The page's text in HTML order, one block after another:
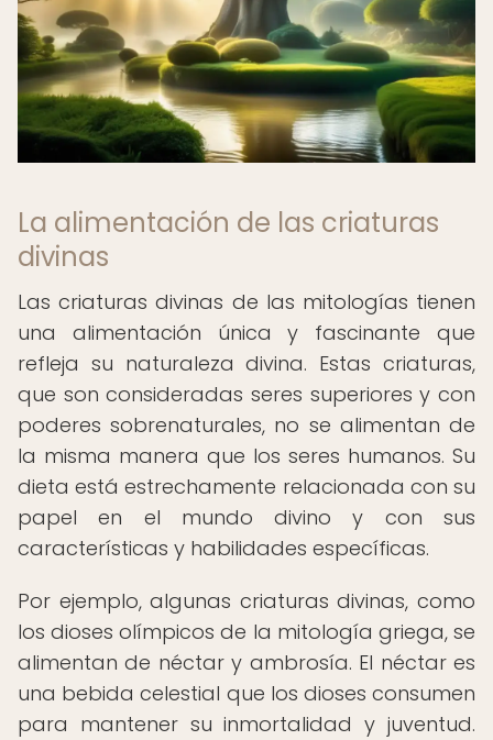
La alimentación de las criaturas
divinas
Las criaturas divinas de las mitologías tienen
una alimentación única y fascinante que
refleja su naturaleza divina. Estas criaturas,
que son consideradas seres superiores y con
poderes sobrenaturales, no se alimentan de
la misma manera que los seres humanos. Su
dieta está estrechamente relacionada con su
papel en el mundo divino y con sus
características y habilidades específicas.
Por ejemplo, algunas criaturas divinas, como
los dioses olímpicos de la mitología griega, se
alimentan de néctar y ambrosía. El néctar es
una bebida celestial que los dioses consumen
para mantener su inmortalidad y juventud.